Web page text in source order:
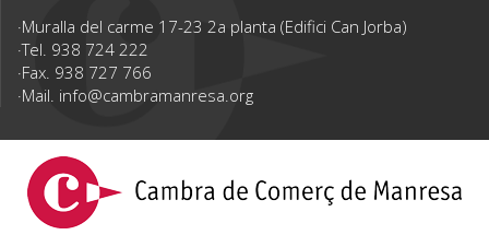
Muralla del carme 17-23 2a planta (Edifici Can Jorba)
Tel. 938 724 222
Fax. 938 727 766
Mail. info@cambramanresa.org